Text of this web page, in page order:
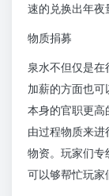
速的兑换出年夜
物质捐募
泉水不但仅是
加薪的方面也
本身的官职更高
由过程物质来
物资。玩家们专
可以够帮忙玩家